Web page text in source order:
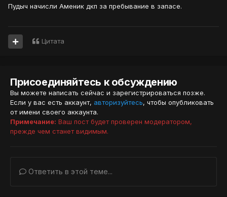
Пудыч начисли Аменик дкп за пребывание в запасе.
Цитата
Присоединяйтесь к обсуждению
Вы можете написать сейчас и зарегистрироваться позже.
Если у вас есть аккаунт, авторизуйтесь, чтобы опубликовать
от имени своего аккаунта.
Примечание: Ваш пост будет проверен модератором,
прежде чем станет видимым.
Ответить в этой теме...